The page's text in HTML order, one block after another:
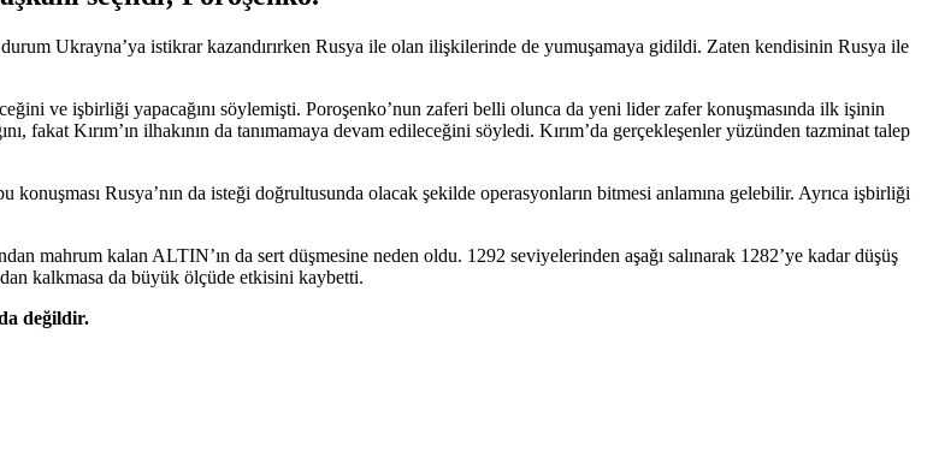
Ukrayna’ya istikrar kazandırırken Rusya ile olan ilişkilerinde de yumuşamaya gidildi. Zaten kendisinin Rusya ile
ve işbirliği yapacağını söylemişti. Poroşenko’nun zaferi belli olunca da yeni lider zafer konuşmasında ilk işinin
fakat Kırım’ın ilhakının da tanımamaya devam edileceğini söyledi. Kırım’da gerçekleşenler yüzünden tazminat talep
Rusya’nın da isteği doğrultusunda olacak şekilde operasyonların bitmesi anlamına gelebilir. Ayrıca işbirliği
mahrum kalan ALTIN’ın da sert düşmesine neden oldu. 1292 seviyelerinden aşağı salınarak 1282’ye kadar düşüş
kalkmasa da büyük ölçüde etkisini kaybetti.
değildir.